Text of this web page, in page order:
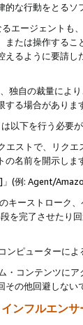
的な行動をとる
エージェントも
または操作する
えるように要請
独自の裁量によ
る場合がありま
以下を行う必要が
エストで、リク
名前を開示しま
(例: Agent/
キーストローク
を完了させたり
ンピューターに
・コンテンツに
の他回避しない
ンフルエン